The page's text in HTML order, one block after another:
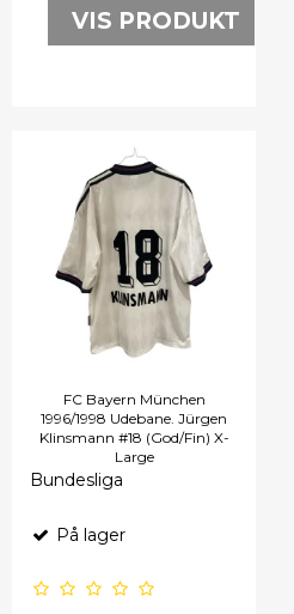
VIS PRODUKT
FC Bayern München
1996/1998 Udebane. Jürgen
Klinsmann #18 (God/Fin) X-
Large
Bundesliga
På lager